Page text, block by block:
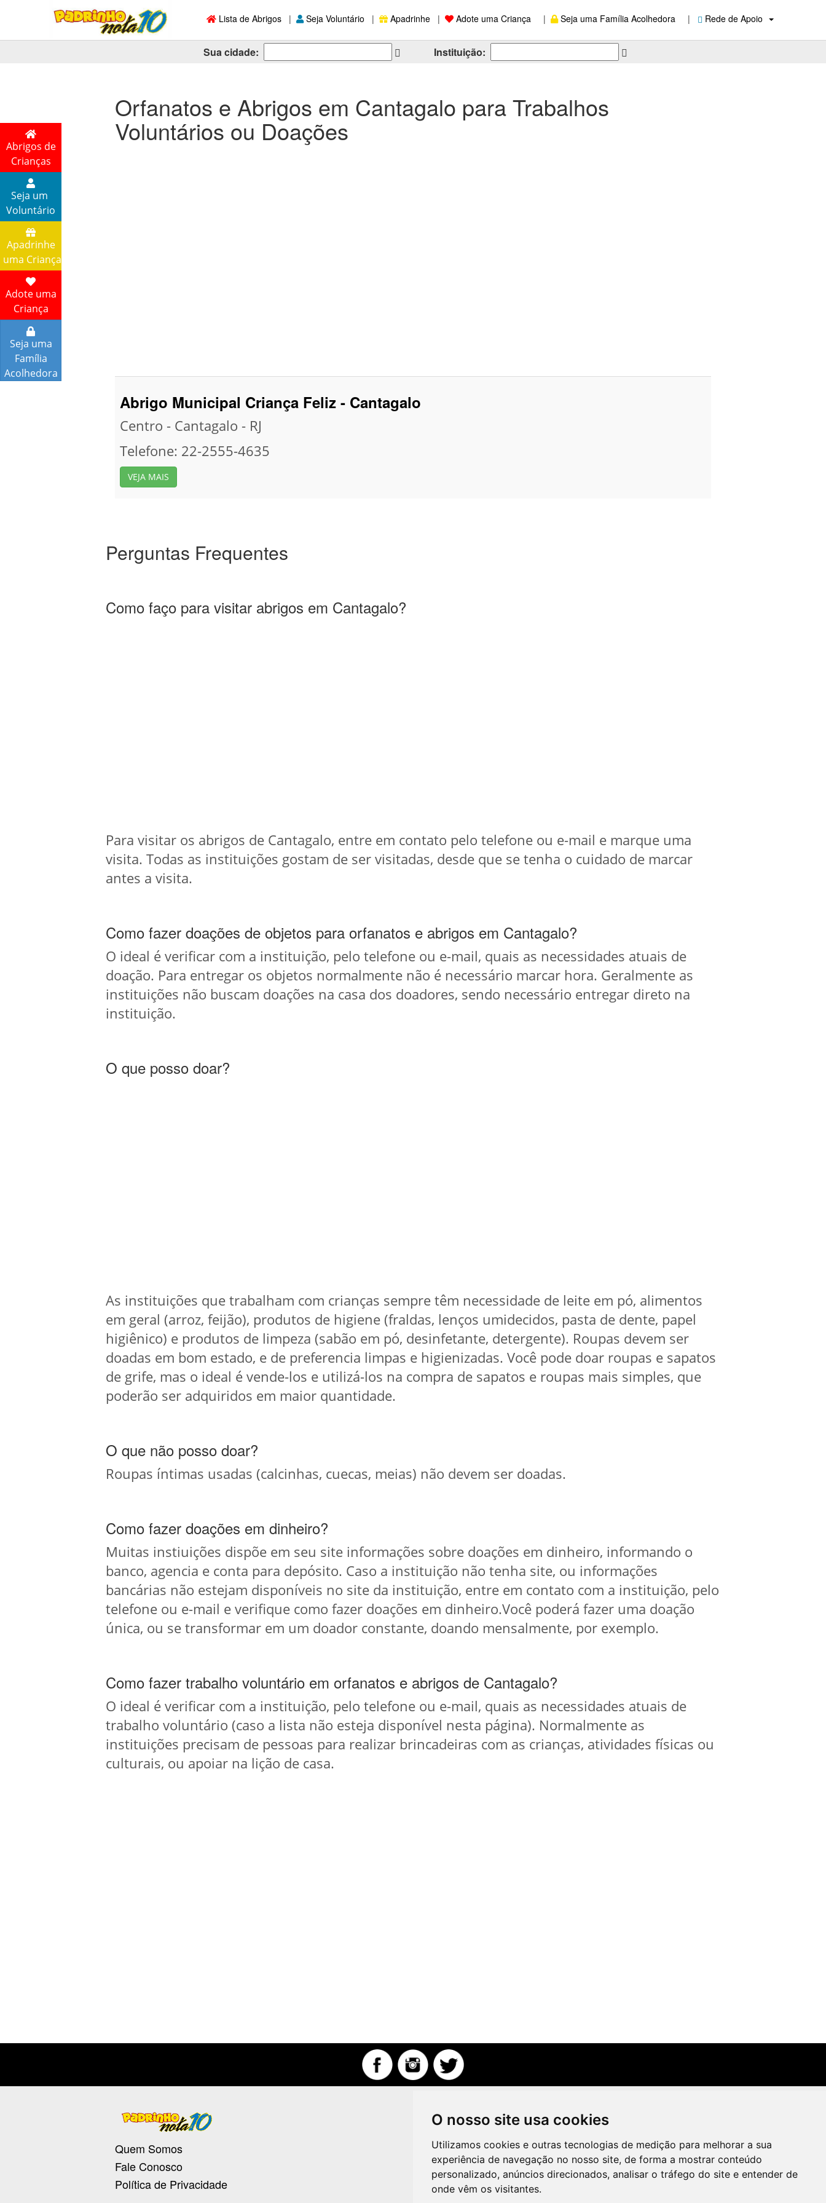
O nosso site usa cookies
Utilizamos cookies e outras tecnologias de medição para melhorar a sua
experiência de navegação no nosso site, de forma a mostrar conteúdo
personalizado, anúncios direcionados, analisar o tráfego do site e entender de
onde vêm os visitantes.
Lista de Abrigos | Seja Voluntário | Apadrinhe | Adote uma Criança | Seja uma Família Acolhedora | Rede de Apoio
Sua cidade: Instituição:
Abrigos de
Crianças
Seja um
Voluntário
Apadrinhe
uma Criança
Adote uma
Criança
Seja uma
Família
Acolhedora
Orfanatos e Abrigos em Cantagalo para Trabalhos
Voluntários ou Doações
Abrigo Municipal Criança Feliz - Cantagalo
Centro - Cantagalo - RJ
Telefone: 22-2555-4635
VEJA MAIS
Perguntas Frequentes
Como faço para visitar abrigos em Cantagalo?
Para visitar os abrigos de Cantagalo, entre em contato pelo telefone ou e-mail e marque uma
visita. Todas as instituições gostam de ser visitadas, desde que se tenha o cuidado de marcar
antes a visita.
Como fazer doações de objetos para orfanatos e abrigos em Cantagalo?
O ideal é verificar com a instituição, pelo telefone ou e-mail, quais as necessidades atuais de
doação. Para entregar os objetos normalmente não é necessário marcar hora. Geralmente as
instituições não buscam doações na casa dos doadores, sendo necessário entregar direto na
instituição.
O que posso doar?
As instituições que trabalham com crianças sempre têm necessidade de leite em pó, alimentos
em geral (arroz, feijão), produtos de higiene (fraldas, lenços umidecidos, pasta de dente, papel
higiênico) e produtos de limpeza (sabão em pó, desinfetante, detergente). Roupas devem ser
doadas em bom estado, e de preferencia limpas e higienizadas. Você pode doar roupas e sapatos
de grife, mas o ideal é vende-los e utilizá-los na compra de sapatos e roupas mais simples, que
poderão ser adquiridos em maior quantidade.
O que não posso doar?
Roupas íntimas usadas (calcinhas, cuecas, meias) não devem ser doadas.
Como fazer doações em dinheiro?
Muitas instiuições dispõe em seu site informações sobre doações em dinheiro, informando o
banco, agencia e conta para depósito. Caso a instituição não tenha site, ou informações
bancárias não estejam disponíveis no site da instituição, entre em contato com a instituição, pelo
telefone ou e-mail e verifique como fazer doações em dinheiro.Você poderá fazer uma doação
única, ou se transformar em um doador constante, doando mensalmente, por exemplo.
Como fazer trabalho voluntário em orfanatos e abrigos de Cantagalo?
O ideal é verificar com a instituição, pelo telefone ou e-mail, quais as necessidades atuais de
trabalho voluntário (caso a lista não esteja disponível nesta página). Normalmente as
instituições precisam de pessoas para realizar brincadeiras com as crianças, atividades físicas ou
culturais, ou apoiar na lição de casa.
Quem Somos
Fale Conosco
Política de Privacidade
2026, Irradie Marketing Digital
Ongs Brasil